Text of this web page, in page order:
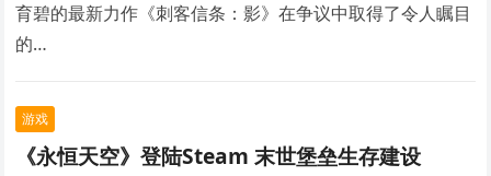
育碧的最新力作《刺客信条：影》在争议中取得了令人瞩目
的…
游戏
《永恒天空》登陆Steam 末世堡垒生存建设